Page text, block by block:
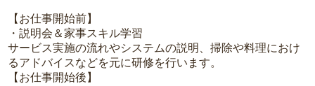
【お仕事開始前】
・説明会＆家事スキル学習
サービス実施の流れやシステムの説明、掃除や料理におけ
るアドバイスなどを元に研修を行います。
【お仕事開始後】